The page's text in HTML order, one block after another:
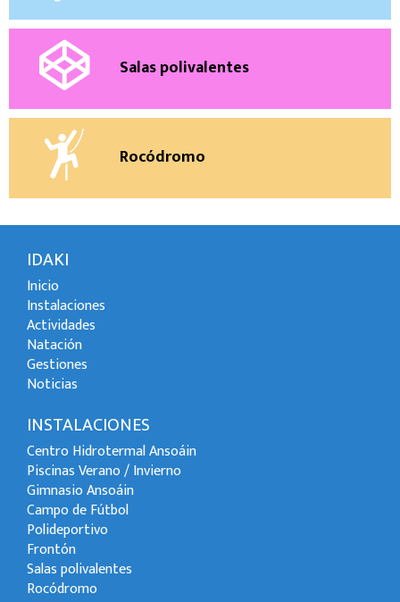
Salas polivalentes
Rocódromo
IDAKI
Inicio
Instalaciones
Actividades
Natación
Gestiones
Noticias
INSTALACIONES
Centro Hidrotermal Ansoáin
Piscinas Verano / Invierno
Gimnasio Ansoáin
Campo de Fútbol
Polideportivo
Frontón
Salas polivalentes
Rocódromo